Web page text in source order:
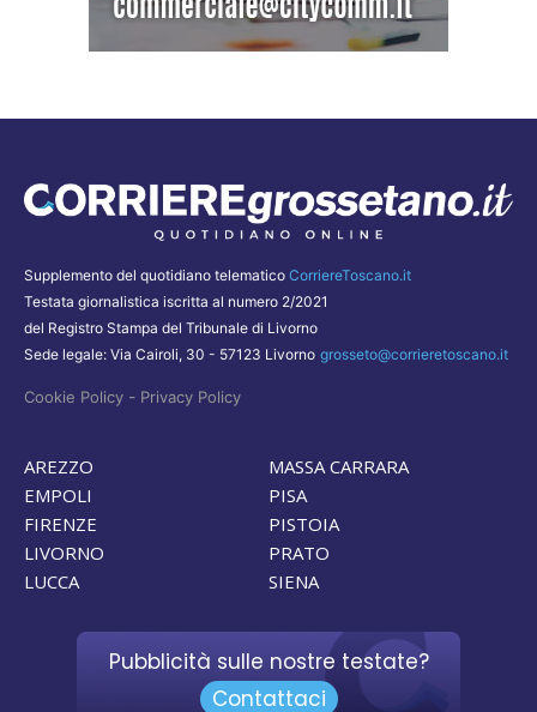
Supplemento del quotidiano telematico CorriereToscano.it
Testata giornalistica iscritta al numero 2/2021
del Registro Stampa del Tribunale di Livorno
Sede legale: Via Cairoli, 30 - 57123 Livorno grosseto@corrieretoscano.it
Cookie Policy - Privacy Policy
AREZZO
EMPOLI
FIRENZE
LIVORNO
LUCCA
MASSA CARRARA
PISA
PISTOIA
PRATO
SIENA
Pubblicità sulle nostre testate?
Contattaci